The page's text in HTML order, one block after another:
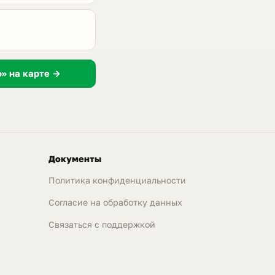
на карте →
Документы
Политика конфиденциальности
Согласие на обработку данных
Связаться с поддержкой